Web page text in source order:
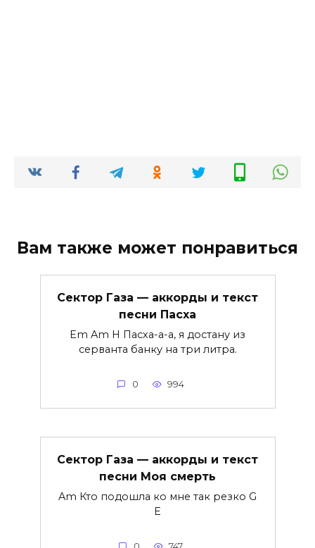
Вам также может понравиться
Сектор Газа — аккорды и текст
песни Пасха
Em Am H Пасха-а-а, я достану из
серванта банку на три литра.
0 994
Сектор Газа — аккорды и текст
песни Моя смерть
Am Кто подошла ко мне так резко G
E